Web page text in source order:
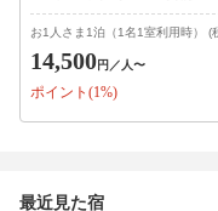
お1人さま1泊（1名1室利用時） (
14,500円 ／人〜
ポイント(1%)
最近見た宿